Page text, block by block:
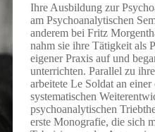
Ihre Ausbildung zur
am Psychoanalytischen
anderem bei Fritz
nahm sie ihre Tätigkeit als
eigener Praxis auf und
unterrichten. Parallel zu
arbeitete Le Soldat an
systematischen
psychoanalytischen
erste Monografie, die sich